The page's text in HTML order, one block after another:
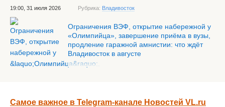
19:00, 31 июля 2026 Рубрика: Владивосток
Ограничения ВЭФ, открытие набережной у
«Олимпийца», завершение приёма в вузы,
продление гаражной амнистии: что ждёт
Владивосток в августе
Самое важное в Telegram-канале Новостей VL.ru